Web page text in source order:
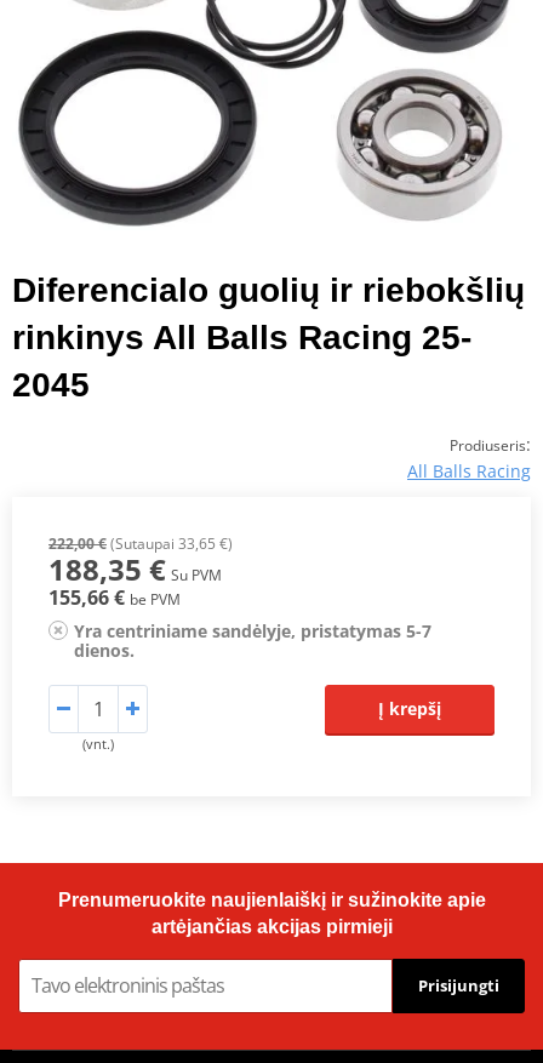
Diferencialo guolių ir riebokšlių
rinkinys All Balls Racing 25-
2045
Prodiuseris:
All Balls Racing
222,00 €(Sutaupai 33,65 €)
188,35 € Su PVM
155,66 € be PVM
Yra centriniame sandėlyje, pristatymas 5-7
dienos.
(vnt.)
Į krepšį
Prenumeruokite naujienlaiškį ir sužinokite apie
artėjančias akcijas pirmieji
Prisijungti